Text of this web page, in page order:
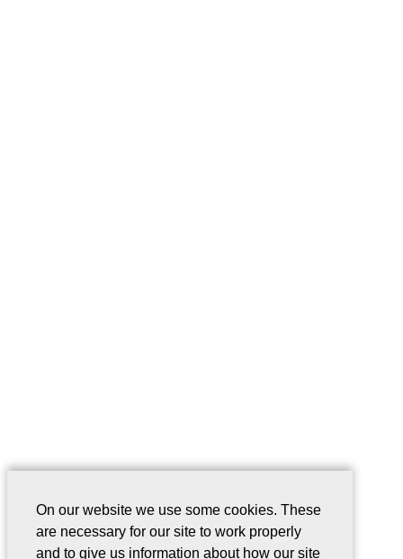
On our website we use some cookies. These
are necessary for our site to work properly
and to give us information about how our site